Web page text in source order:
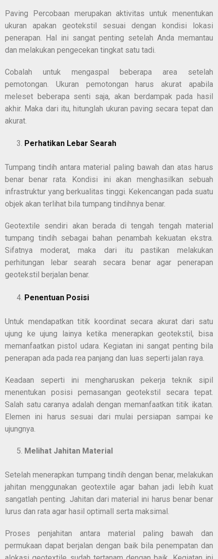
Paving Percobaan merupakan aktivitas untuk menentukan
ukuran apakan geotekstil sesuai dengan kondisi lokasi
penerapan. Hal ini sangat penting setelah Anda memantau
dan melakukan pengecekan tingkat satu tadi.
Cobalah untuk mengaspal beberapa area setelah
pemotongan. Ukuran pemotongan harus akurat apabila
meleset beberapa senti saja, akan berdampak pada hasil
akhir. Maka dari itu, hitunglah ukuran paving secara tepat dan
akurat.
Perhatikan Lebar Searah
Tumpang tindih antara material paling bawah dan atas harus
benar benar rata. Kondisi ini akan menghasilkan sebuah
infrastruktur yang berkualitas tinggi. Kekencangan pada suatu
objek akan terlihat bila tumpang tindihnya benar.
Geotextile sendiri akan berada di tengah tengah material
tumpang tindih sebagai bahan penambah kekuatan ekstra.
Sifatnya moderat, maka dari itu pastikan melakukan
perhitungan lebar searah secara benar agar penerapan
geotekstil berjalan benar.
Penentuan Posisi
Untuk mendapatkan titik koordinat secara akurat dari satu
ujung ke ujung lainya ketika menerapkan geotekstil, bisa
memanfaatkan pistol udara. Kegiatan ini sangat penting bila
penerapan ada pada rea panjang dan luas seperti jalan raya.
Keadaan seperti ini mengharuskan pekerja teknik sipil
menentukan posisi pemasangan geotekstil secara tepat.
Salah satu caranya adalah dengan memanfaatkan titik ikatan.
Elemen ini harus sesuai dari mulai persiapan sampai ke
ujungnya.
Melihat Jahitan Material
Setelah menerapkan tumpang tindih dengan benar, melakukan
jahitan menggunakan geotextile agar bahan jadi lebih kuat
sangatlah penting. Jahitan dari material ini harus benar benar
lurus dan rata agar hasil optimall serta maksimal.
Proses penjahitan antara material paling bawah dan
permukaan dapat berjalan dengan baik bila penempatan dan